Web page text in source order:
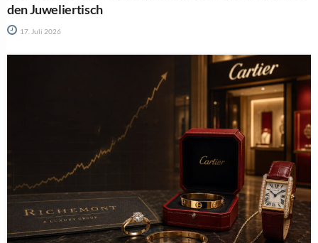
den Juweliertisch
17. Juli 2026